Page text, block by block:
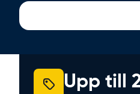
Upp till